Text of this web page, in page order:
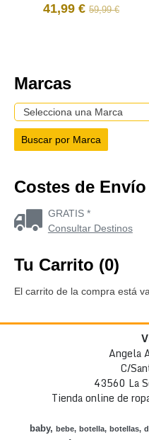
41,99 € 59,99 €
Marcas
Costes de Envío
GRATIS *
Consultar Destinos
Tu Carrito (0)
El carrito de la compra está
Angela
C/
43560 La
Tienda online de
baby bebe botella botellas